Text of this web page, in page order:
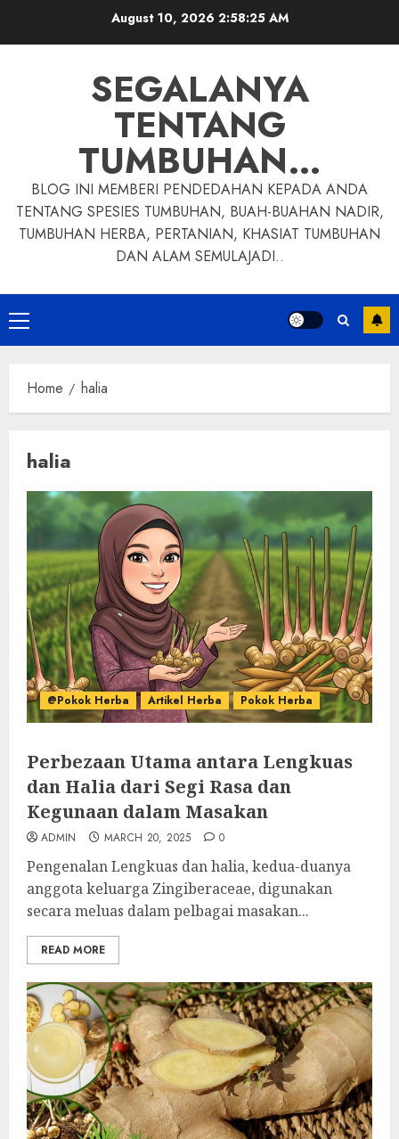
August 10, 2026 2:58:26 AM
SEGALANYA
TENTANG
TUMBUHAN…
BLOG INI MEMBERI PENDEDAHAN KEPADA ANDA
TENTANG SPESIES TUMBUHAN, BUAH-BUAHAN NADIR,
TUMBUHAN HERBA, PERTANIAN, KHASIAT TUMBUHAN
DAN ALAM SEMULAJADI..
Primary
Menu
Home halia
halia
@Pokok Herba Artikel Herba Pokok Herba
Perbezaan Utama antara Lengkuas
dan Halia dari Segi Rasa dan
Kegunaan dalam Masakan
ADMIN MARCH 20, 2025 0
Pengenalan Lengkuas dan halia, kedua-duanya
anggota keluarga Zingiberaceae, digunakan
secara meluas dalam pelbagai masakan...
READ MORE